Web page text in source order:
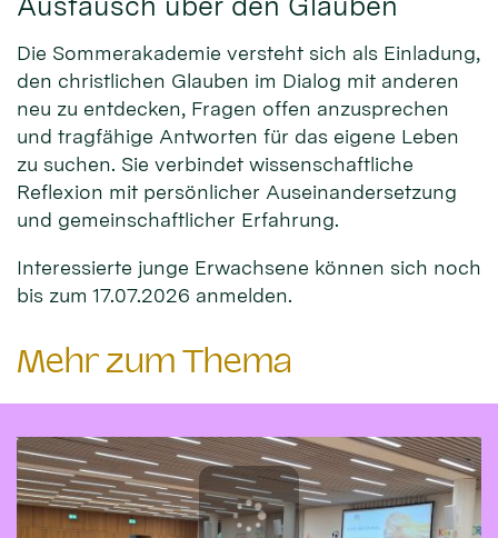
Die Sommerakademie versteht sich als Einladung,
den christlichen Glauben im Dialog mit anderen
neu zu entdecken, Fragen offen anzusprechen
und tragfähige Antworten für das eigene Leben
zu suchen. Sie verbindet wissenschaftliche
Reflexion mit persönlicher Auseinandersetzung
und gemeinschaftlicher Erfahrung.
Interessierte junge Erwachsene können sich noch
bis zum 17.07.2026 anmelden.
Mehr zum Thema